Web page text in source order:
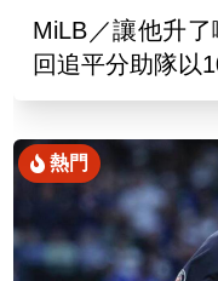
MiLB／讓他升
回追平分助隊以
熱門